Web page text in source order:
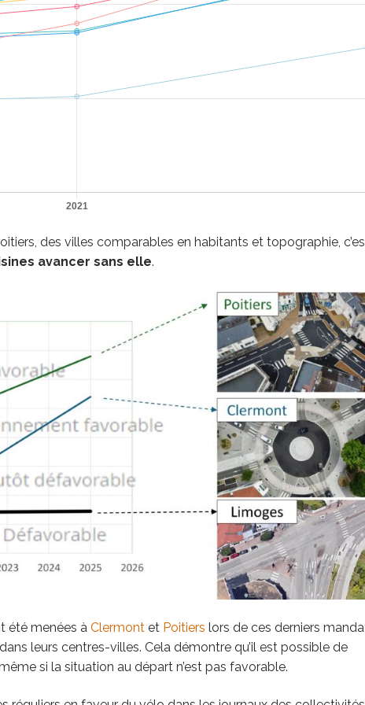
des villes comparables en habitants et topographie,
avancer sans elle.
été menées à Clermont et Poitiers lors de ces derniers
leurs centres-villes. Cela démontre qu’il est possible de
si la situation au départ n’est pas favorable.